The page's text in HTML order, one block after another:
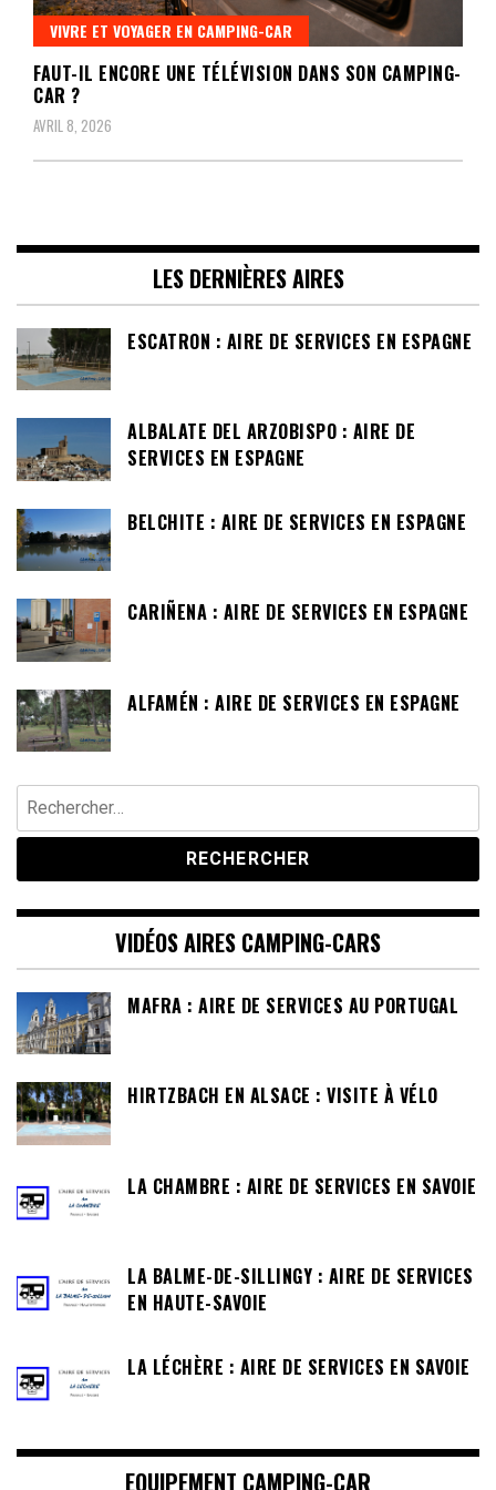
VIVRE ET VOYAGER EN CAMPING-CAR
FAUT-IL ENCORE UNE TÉLÉVISION DANS SON CAMPING-
CAR ?
AVRIL 8, 2026
LES DERNIÈRES AIRES
ESCATRON : AIRE DE SERVICES EN ESPAGNE
ALBALATE DEL ARZOBISPO : AIRE DE
SERVICES EN ESPAGNE
BELCHITE : AIRE DE SERVICES EN ESPAGNE
CARIÑENA : AIRE DE SERVICES EN ESPAGNE
ALFAMÉN : AIRE DE SERVICES EN ESPAGNE
Rechercher :
VIDÉOS AIRES CAMPING-CARS
MAFRA : AIRE DE SERVICES AU PORTUGAL
HIRTZBACH EN ALSACE : VISITE À VÉLO
LA CHAMBRE : AIRE DE SERVICES EN SAVOIE
LA BALME-DE-SILLINGY : AIRE DE SERVICES
EN HAUTE-SAVOIE
LA LÉCHÈRE : AIRE DE SERVICES EN SAVOIE
EQUIPEMENT CAMPING-CAR